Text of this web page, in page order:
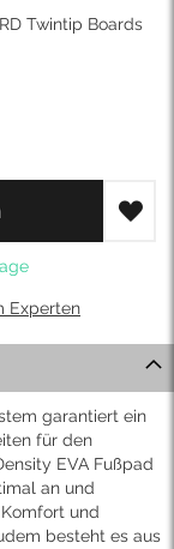
Twintip Boards
Experten
garantiert ein
für den
EVA Fußpad
an und
und
besteht es aus